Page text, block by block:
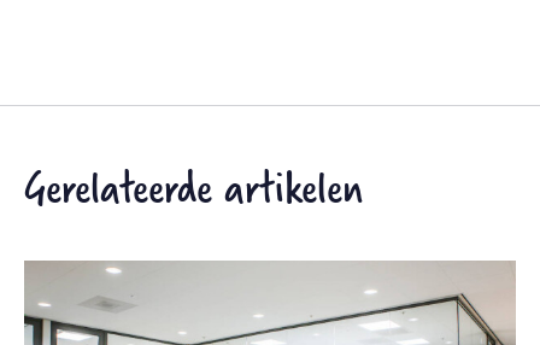
Gerelateerde artikelen